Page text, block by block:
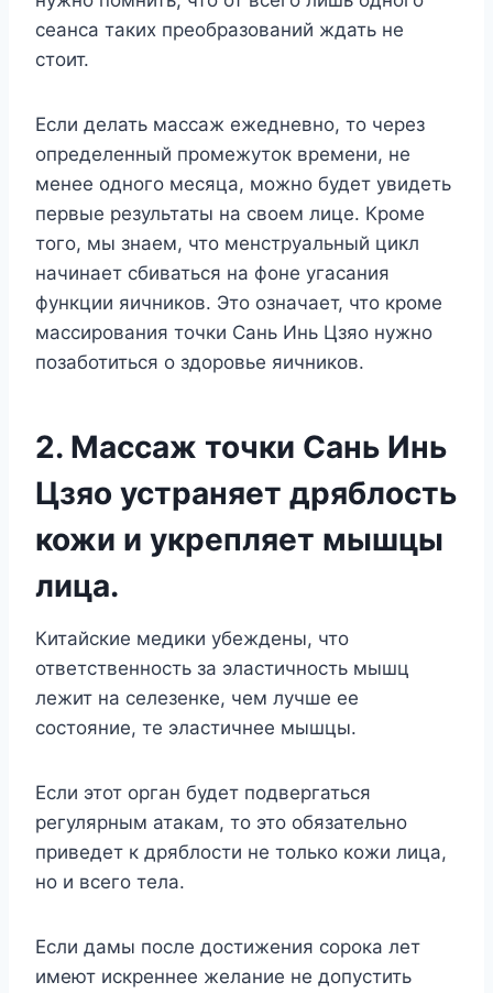
сеанса таких преобразований ждать не
стоит.
Если делать массаж ежедневно, то через
определенный промежуток времени, не
менее одного месяца, можно будет увидеть
первые результаты на своем лице. Кроме
того, мы знаем, что менструальный цикл
начинает сбиваться на фоне угасания
функции яичников. Это означает, что кроме
массирования точки Сань Инь Цзяо нужно
позаботиться о здоровье яичников.
2. Массаж точки Сань Инь
Цзяо устраняет дряблость
кожи и укрепляет мышцы
лица.
Китайские медики убеждены, что
ответственность за эластичность мышц
лежит на селезенке, чем лучше ее
состояние, те эластичнее мышцы.
Если этот орган будет подвергаться
регулярным атакам, то это обязательно
приведет к дряблости не только кожи лица,
но и всего тела.
Если дамы после достижения сорока лет
имеют искреннее желание не допустить